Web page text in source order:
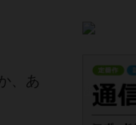
、あ